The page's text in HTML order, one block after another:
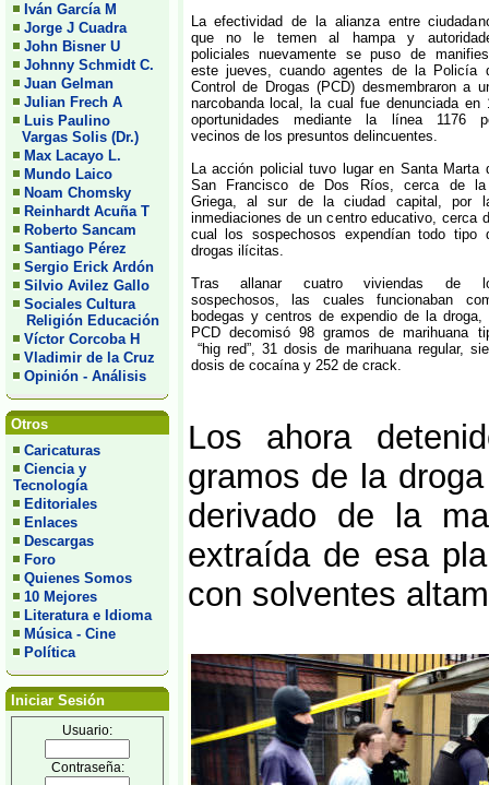
Iván García M
Jorge J Cuadra
John Bisner U
Johnny Schmidt C.
Juan Gelman
Julian Frech A
Luis Paulino
Vargas Solis (Dr.)
Max Lacayo L.
Mundo Laico
Noam Chomsky
Reinhardt Acuña T
Roberto Sancam
Santiago Pérez
Sergio Erick Ardón
Silvio Avilez Gallo
Sociales Cultura
Religión Educación
Víctor Corcoba H
Vladimir de la Cruz
Opinión - Análisis
Otros
Caricaturas
Ciencia y
Tecnología
Editoriales
Enlaces
Descargas
Foro
Quienes Somos
10 Mejores
Literatura e Idioma
Música - Cine
Política
Iniciar Sesión
Usuario:
Contraseña:
La efectividad de la alianza entre
que no le temen al hampa y
policiales nuevamente se puso de
este jueves, cuando agentes de la Policía
Control de Drogas (PCD) desmembraron a
narcobanda local, la cual fue denunciada en
oportunidades mediante la línea 1176
vecinos de los presuntos delincuentes.
La acción policial tuvo lugar en Santa Marta
San Francisco de Dos Ríos, cerca de
Griega, al sur de la ciudad capital, por
inmediaciones de un centro educativo, cerca
cual los sospechosos expendían todo tipo
drogas ilícitas.
Tras allanar cuatro viviendas de
sospechosos, las cuales funcionaban
bodegas y centros de expendio de la droga,
PCD decomisó 98 gramos de marihuana
“hig red”, 31 dosis de marihuana regular,
dosis de cocaína y 252 de crack.
Los ahora
gramos de la
derivado de la
extraída de esa
con solventes